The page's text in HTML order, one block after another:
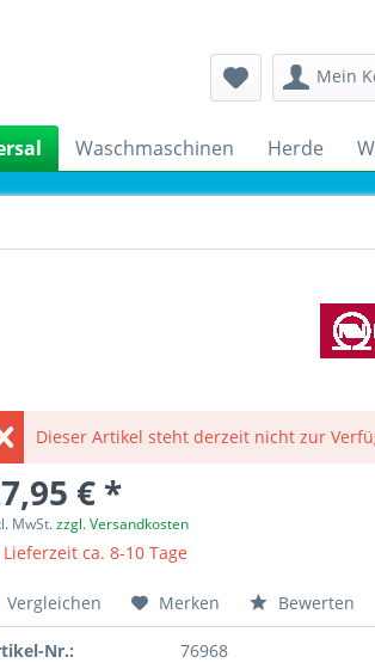
Mein
Waschmaschinen Herde
Dieser Artikel steht derzeit nicht zur
€ *
MwSt.zzgl. Versandkosten
Lieferzeit ca. 8-10 Tage
Vergleichen Merken Bewerten
Nr.: 76968